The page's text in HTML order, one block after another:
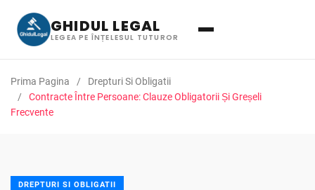
GHIDUL LEGAL
LEGEA PE ÎNȚELESUL TUTUROR
Prima Pagina
Drepturi Si Obligatii
Contracte Între Persoane: Clauze Obligatorii Și Greșeli
Frecvente
DREPTURI SI OBLIGATII